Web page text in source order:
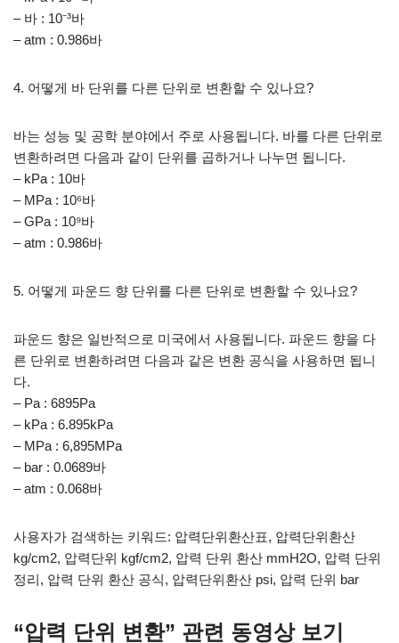
– 바 : 10⁻³바
– atm : 0.986바
4. 어떻게 바 단위를 다른 단위로 변환할 수 있나요?
바는 성능 및 공학 분야에서 주로 사용됩니다. 바를 다른 단위로
변환하려면 다음과 같이 단위를 곱하거나 나누면 됩니다.
– kPa : 10바
– MPa : 10⁶바
– GPa : 10⁹바
– atm : 0.986바
5. 어떻게 파운드 향 단위를 다른 단위로 변환할 수 있나요?
파운드 향은 일반적으로 미국에서 사용됩니다. 파운드 향을 다
른 단위로 변환하려면 다음과 같은 변환 공식을 사용하면 됩니
다.
– Pa : 6895Pa
– kPa : 6.895kPa
– MPa : 6,895MPa
– bar : 0.0689바
– atm : 0.068바
사용자가 검색하는 키워드: 압력단위환산표, 압력단위환산
kg/cm2, 압력단위 kgf/cm2, 압력 단위 환산 mmH2O, 압력 단위
정리, 압력 단위 환산 공식, 압력단위환산 psi, 압력 단위 bar
“압력 단위 변환” 관련 동영상 보기